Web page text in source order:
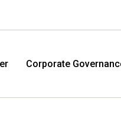
Corporate